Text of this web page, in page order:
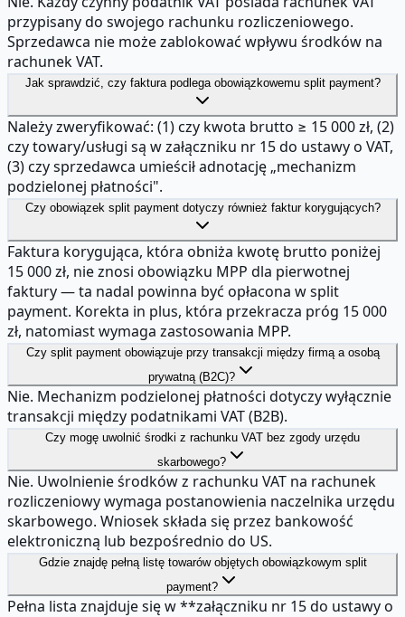
przypisany do swojego rachunku rozliczeniowego.
Sprzedawca nie może zablokować wpływu środków na
rachunek VAT.
Jak sprawdzić, czy faktura podlega obowiązkowemu split payment?
Należy zweryfikować: (1) czy kwota brutto ≥ 15 000 zł, (2)
czy towary/usługi są w załączniku nr 15 do ustawy o VAT,
(3) czy sprzedawca umieścił adnotację „mechanizm
podzielonej płatności".
Czy obowiązek split payment dotyczy również faktur korygujących?
Faktura korygująca, która obniża kwotę brutto poniżej
15 000 zł, nie znosi obowiązku MPP dla pierwotnej
faktury — ta nadal powinna być opłacona w split
payment. Korekta in plus, która przekracza próg 15 000
zł, natomiast wymaga zastosowania MPP.
Czy split payment obowiązuje przy transakcji między firmą a osobą
prywatną (B2C)?
Nie. Mechanizm podzielonej płatności dotyczy wyłącznie
transakcji między podatnikami VAT (B2B).
Czy mogę uwolnić środki z rachunku VAT bez zgody urzędu
skarbowego?
Nie. Uwolnienie środków z rachunku VAT na rachunek
rozliczeniowy wymaga postanowienia naczelnika urzędu
skarbowego. Wniosek składa się przez bankowość
elektroniczną lub bezpośrednio do US.
Gdzie znajdę pełną listę towarów objętych obowiązkowym split
payment?
Pełna lista znajduje się w **załączniku nr 15 do ustawy o